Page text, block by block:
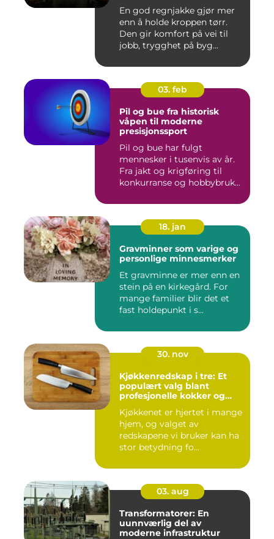
En god regnjakke gjør mer
enn å holde kroppen tørr.
Den gir komfort på vei til
jobb, trygghet på byg...
03. feb
Pil og bue fra historisk
våpen til moderne
presisjonssport
Pil og bue har fulgt
mennesker i tusenvis av år.
Fra jakt og krigføring til
konkurranse og hobbybruk...
18. jan
Gravminner som varige og
personlige minnesmerker
Et gravminne er mer enn en
stein på en kirkegård. For
mange familier blir det et
fast holdepunkt i s...
30. nov
Kjøkkenredskap i tre: Et
populært valg blant
profesjonelle kokker og
Kjøkkenet er hjertet i mange
hjem, og valget av
redskapene vi bruker kan ha
stor betydning fo...
03. aug
Transformatorer: En
uunnværlig del av
moderne infrastruktur